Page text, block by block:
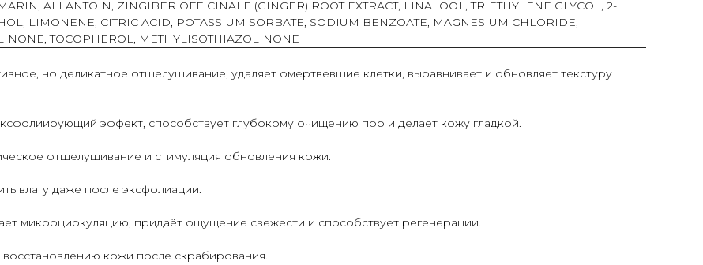
ALLANTOIN, ZINGIBER OFFICINALE (GINGER) ROOT EXTRACT, LINALOOL, TRIETHYLENE GLYCOL, 2-
LIMONENE, CITRIC ACID, POTASSIUM SORBATE, SODIUM BENZOATE, MAGNESIUM CHLORIDE,
TOCOPHEROL, METHYLISOTHIAZOLINONE
но деликатное отшелушивание, удаляет омертвевшие клетки, выравнивает и обновляет текстуру
эффект, способствует глубокому очищению пор и делает кожу гладкой.
отшелушивание и стимуляция обновления кожи.
влагу даже после эксфолиации.
микроциркуляцию, придаёт ощущение свежести и способствует регенерации.
восстановлению кожи после скрабирования.